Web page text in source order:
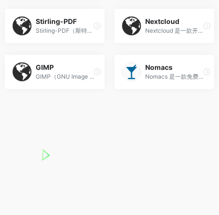
Stirling-PDF
Stirling-PDF（斯特林PDF）‌ 是GitHub上排名第一的开源PDF处理工具，拥有超7万星标，是一款完全自托管、支持本地离线运行的PDF全能工具。
Nextcloud
Nextcloud‌ 是一款开源自托管内容协作平台，由欧洲科技公司开发，让用户完全掌控自有数据，可替代Google Drive等公有云服务。
GIMP
GIMP（GNU Image Manipulation Program）‌ 是一款完全免费开源的跨平台专业图像处理软件，被广泛认为是Photoshop的优质开源平替，支持Windows、macOS、Linux全系统运行。
Nomacs
Nomacs‌ 是一款免费开源的跨平台图片浏览器，支持Windows、Mac、Linux等多系统，以轻量高速、格式兼容性强为核心特色。